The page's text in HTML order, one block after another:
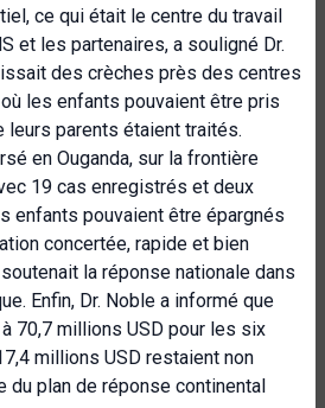
ce qui était le centre du travail
et les partenaires, a souligné Dr.
des crèches près des centres
les enfants pouvaient être pris
leurs parents étaient traités.
en Ouganda, sur la frontière
19 cas enregistrés et deux
enfants pouvaient être épargnés
concertée, rapide et bien
la réponse nationale dans
Enfin, Dr. Noble a informé que
70,7 millions USD pour les six
millions USD restaient non
du plan de réponse continental